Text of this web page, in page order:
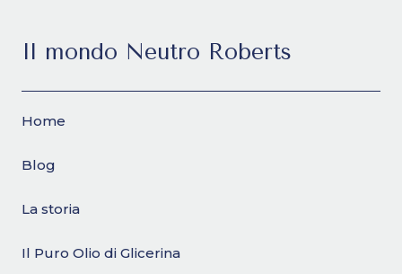
Il mondo Neutro Roberts
Home
Blog
La storia
Il Puro Olio di Glicerina